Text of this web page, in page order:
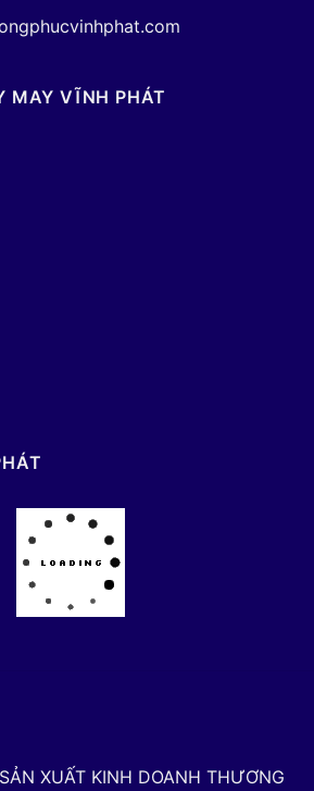
MAY VĨNH PHÁT
XUẤT KINH DOANH THƯƠNG